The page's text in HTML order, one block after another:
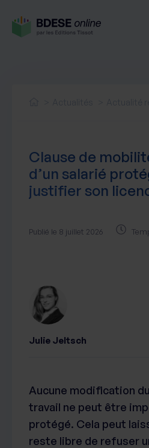
Actualités produit
Notre newsletter
Nos webinaires
Nos accompagnements
Clause de
d’un salarié
justifier son
Publié le 8 juillet 2026
Aucune modification
travail ne peut être
protégé. Cela peut
reste libre de refuser
Julie Jeltsch